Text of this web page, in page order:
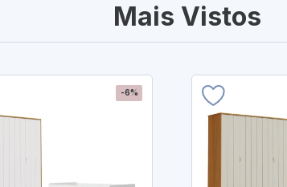
Mais Vistos
-6%